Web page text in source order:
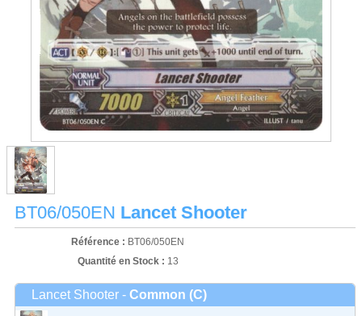
BT06/050EN Lancet Shooter
Référence : BT06/050EN
Quantité en Stock : 13
Lancet Shooter - Common (C)